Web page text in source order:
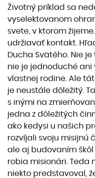
Životný príklad sa
vyselektovanom
svete, v ktorom
udržiavať kontakt.
Ducha Svätého. Nie
nie je jednoduché ani
vlastnej rodine. Ale
je neustále dôležitý.
s inými na
jedna z dôležitých
ako kedysi u našich
rozvíjali svoju misijnú
ale aj budovaním
robia misionári. Teda
niekto predstavoval,